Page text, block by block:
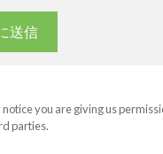
you are giving us
parties.